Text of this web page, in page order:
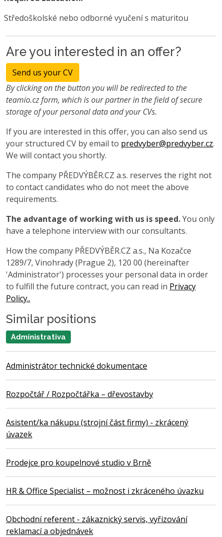
Středoškolské nebo odborné vyučení s maturitou
Are you interested in an offer?
Send us your CV
By clicking on the button you will be redirected to the
teamio.cz form, which is our partner in the field of secure
storage of your personal data and your CVs.
If you are interested in this offer, you can also send us
your structured CV by email to predvyber@predvyber.cz.
We will contact you shortly.
The company PŘEDVÝBĚR.CZ a.s. reserves the right not
to contact candidates who do not meet the above
requirements.
The advantage of working with us is speed.You only
have a telephone interview with our consultants.
How the company PŘEDVÝBĚR.CZ a.s., Na Kozačce
1289/7, Vinohrady (Prague 2), 120 00 (hereinafter
'Administrator') processes your personal data in order
to fulfill the future contract, you can read in Privacy
Policy..
Similar positions
Administrativa
Administrátor technické dokumentace
Rozpočtář / Rozpočtářka – dřevostavby
Asistent/ka nákupu (strojní část firmy) - zkrácený
úvazek
Prodejce pro koupelnové studio v Brně
HR & Office Specialist – možnost i zkráceného úvazku
Obchodní referent - zákaznický servis, vyřizování
reklamací a objednávek